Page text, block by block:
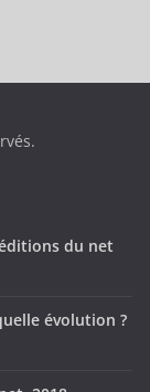
du net
évolution ?